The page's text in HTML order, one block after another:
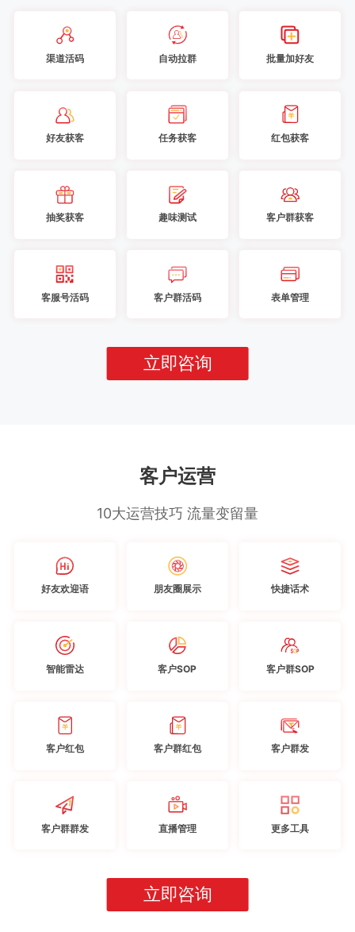
渠道活码 自动拉群 批量加好友
好友获客 任务获客 红包获客
抽奖获客 趣味测试 客户群获客
客服号活码 客户群活码 表单管理
立即咨询
客户运营
10大运营技巧 流量变留量
好友欢迎语 朋友圈展示 快捷话术
智能雷达 客户SOP 客户群SOP
客户红包 客户群红包 客户群发
客户群群发 直播管理 更多工具
立即咨询